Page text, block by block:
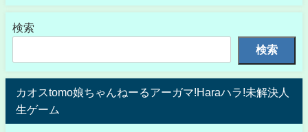
検索
検索
カオスtomo娘ちゃんねーるアーガマ!Haraハラ!未解決人
生ゲーム